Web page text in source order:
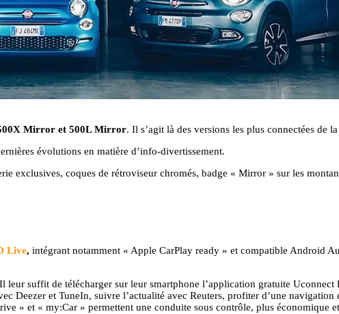
Mirror et 500L Mirror. Il s’agit là des versions les plus connectées de
évolutions en matière d’info-divertissement.
exclusives, coques de rétroviseur chromés, badge « Mirror » sur les
Live, intégrant notamment « Apple CarPlay ready » et compatible Android
suffit de télécharger sur leur smartphone l’application gratuite
Deezer et TuneIn, suivre l’actualité avec Reuters, profiter d’une
» et « my:Car » permettent une conduite sous contrôle, plus économique